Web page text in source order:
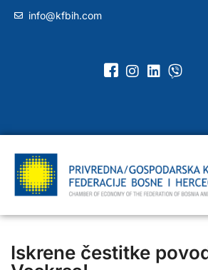
info@kfbih.com
Iskrene čestitke